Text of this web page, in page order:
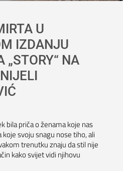
U
IZDANJU
„STORY“ NA
bila priča o ženama koje nas
svoju snagu nose tiho, ali
trenutku znaju da stil nije
kako svijet vidi njihovu